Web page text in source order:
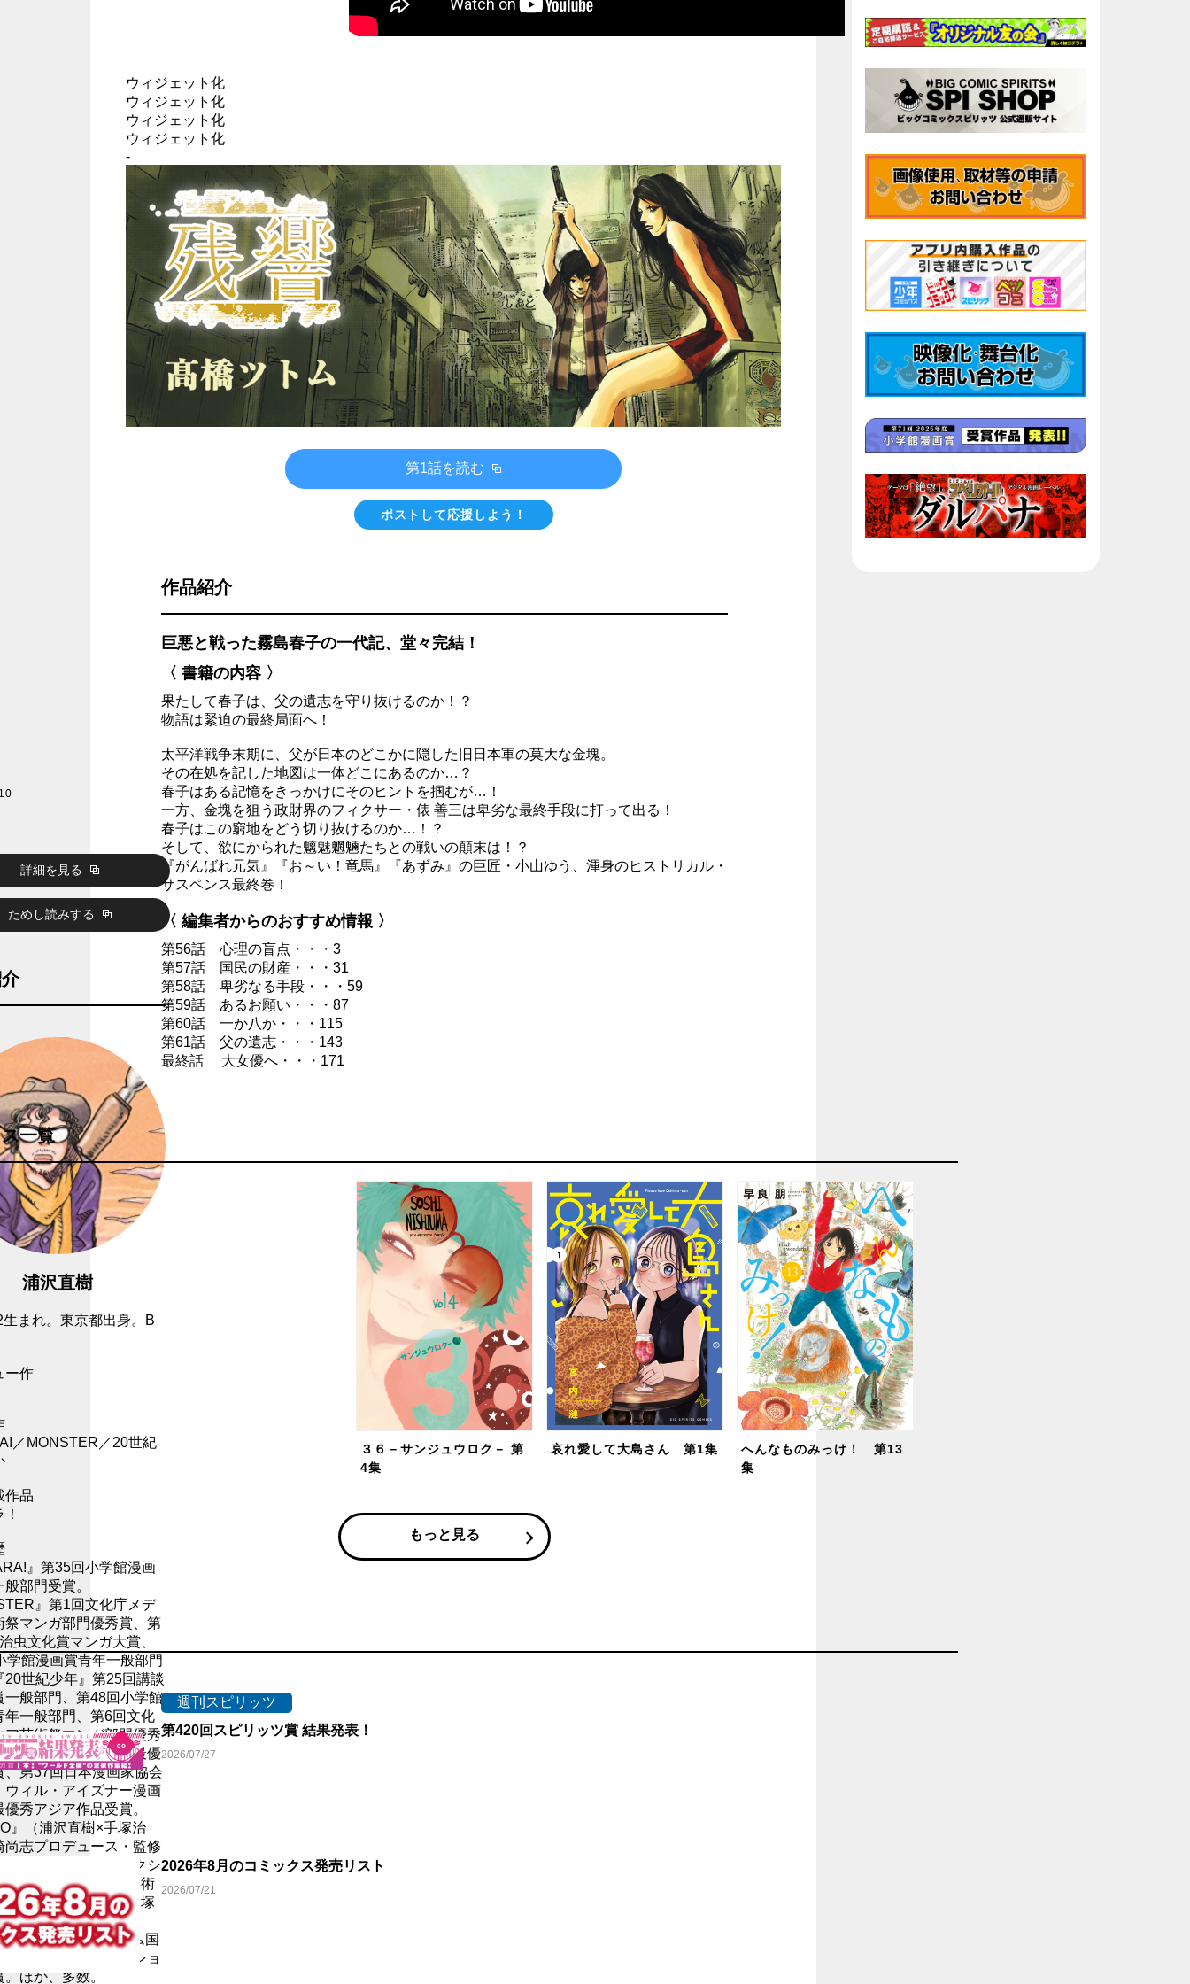
ウィジェット化
ウィジェット化
ウィジェット化
ウィジェット化
-
第1話を読む
ポストして応援しよう！
詳細を見る
ためし読みする
浦沢直樹
生まれ。東京都出身。B
ー作
／MONSTER／20世紀
品
』第35回小学館漫画
部門受賞。
』第1回文化庁メデ
祭マンガ部門優秀賞、第
虫文化賞マンガ大賞、
学館漫画賞青年一般部門
20世紀少年』第25回講談
一般部門、第48回小学館
年一般部門、第6回文化
ア芸術祭マンガ部門優秀
グレーム国際漫画祭最優
、第37回日本漫画家協会
ウィル・アイズナー漫画
秀アジア作品受賞。
』（浦沢直樹×手塚治
尚志プロデュース・監修
・協力／手塚プロダクシ
7回文化庁メディア芸術
部門優秀賞、第9回手塚
マンガ大賞、第4回
ア賞、アングレーム国
インタージェネレーショ
ほか、多数。
作品紹介
巨悪と戦った霧島春子の一代記、堂々完結！
〈 書籍の内容 〉
果たして春子は、父の遺志を守り抜けるのか！？
物語は緊迫の最終局面へ！
太平洋戦争末期に、父が日本のどこかに隠した旧日本軍の莫大な金塊。
その在処を記した地図は一体どこにあるのか…？
春子はある記憶をきっかけにそのヒントを掴むが…！
一方、金塊を狙う政財界のフィクサー・俵 善三は卑劣な最終手段に打って出る！
春子はこの窮地をどう切り抜けるのか…！？
そして、欲にかられた魑魅魍魎たちとの戦いの顛末は！？
『がんばれ元気』『お～い！竜馬』『あずみ』の巨匠・小山ゆう、渾身のヒストリカル・
サスペンス最終巻！
〈 編集者からのおすすめ情報 〉
第56話 心理の盲点・・・3
第57話 国民の財産・・・31
第58話 卑劣なる手段・・・59
第59話 あるお願い・・・87
第60話 一か八か・・・115
第61話 父の遺志・・・143
最終話 大女優へ・・・171
一覧
３６－サンジュウロク－ 第
4集
哀れ愛して大島さん 第1集
へんなものみっけ！ 第13
集
もっと見る
週刊スピリッツ
第420回スピリッツ賞 結果発表！
2026/07/27
2026年8月のコミックス発売リスト
2026/07/21